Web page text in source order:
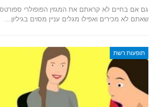
גם אם בחיים לא קראתם את המגזין הפופולרי ספורטס
שאתם לא מכירים ואפילו מגלים עניין מסוים בגיליון…
תופעות רשת